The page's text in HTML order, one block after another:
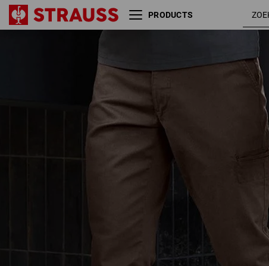
PRODUCTS
e.s. Werkbroek Chino, heren kastanje